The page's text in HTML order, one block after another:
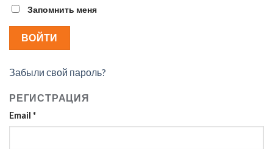
Запомнить меня
ВОЙТИ
Забыли свой пароль?
РЕГИСТРАЦИЯ
Email *